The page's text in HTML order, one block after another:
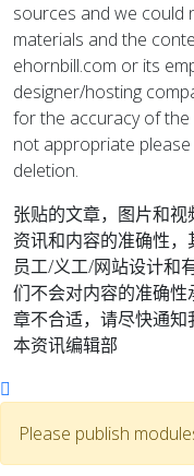
sources and we could
materials and the
ehornbill.com or its
designer/hosting
for the accuracy of the
not appropriate
deletion.
张贴的文章，图片和
资讯和内容的准确性
员工/义工/网站设计和
们不会对内容的准确
章不合适，请尽快通知
本资讯编辑部
Please publish